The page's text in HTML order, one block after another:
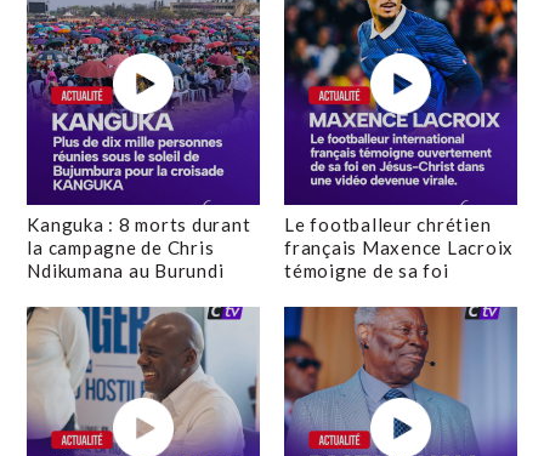
Kanguka : 8 morts durant
la campagne de Chris
Ndikumana au Burundi
Le footballeur chrétien
français Maxence Lacroix
témoigne de sa foi